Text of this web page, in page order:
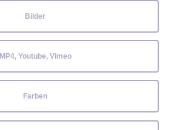
Bilder
MP4, Youtube, Vimeo
Farben